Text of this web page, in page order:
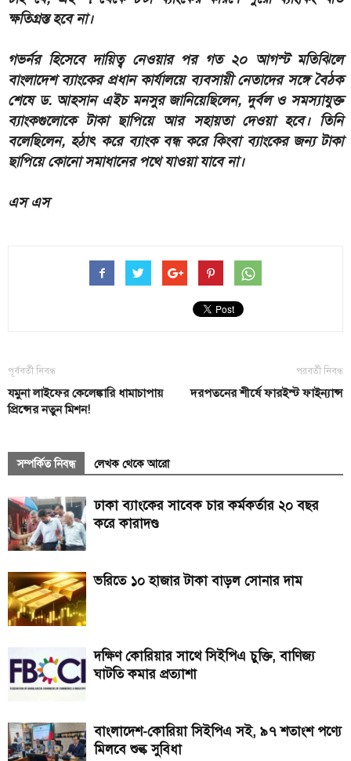
ক্ষতিগ্রস্ত হবে না।
গভর্নর হিসেবে দায়িত্ব নেওয়ার পর গত ২০ আগস্ট মতিঝিলে
বাংলাদেশ ব্যাংকের প্রধান কার্যালয়ে ব্যবসায়ী নেতাদের সঙ্গে বৈঠক
শেষে ড. আহসান এইচ মনসুর জানিয়েছিলেন, দুর্বল ও সমস্যাযুক্ত
ব্যাংকগুলোকে টাকা ছাপিয়ে আর সহায়তা দেওয়া হবে। তিনি
বলেছিলেন, হঠাৎ করে ব্যাংক বন্ধ করে কিংবা ব্যাংকের জন্য টাকা
ছাপিয়ে কোনো সমাধানের পথে যাওয়া যাবে না।
এস এস
পূর্ববর্তী নিবন্ধ
যমুনা লাইফের কেলেঙ্কারি ধামাচাপায়
প্রিন্সের নতুন মিশন!
পরবর্তী নিবন্ধ
দরপতনের শীর্ষে ফারইস্ট ফাইন্যান্স
সম্পর্কিত নিবন্ধ লেখক থেকে আরো
ঢাকা ব্যাংকের সাবেক চার কর্মকর্তার ২০ বছর
করে কারাদণ্ড
ভরিতে ১০ হাজার টাকা বাড়ল সোনার দাম
দক্ষিণ কোরিয়ার সাথে সিইপিএ চুক্তি, বাণিজ্য
ঘাটতি কমার প্রত্যাশা
বাংলাদেশ-কোরিয়া সিইপিএ সই, ৯৭ শতাংশ পণ্যে
মিলবে শুল্ক সুবিধা